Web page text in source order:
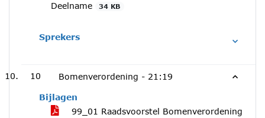
Deelname
34 KB
Sprekers
10 Bomenverordening - 21:19
Bijlagen
99_01 Raadsvoorstel Bomenverordening